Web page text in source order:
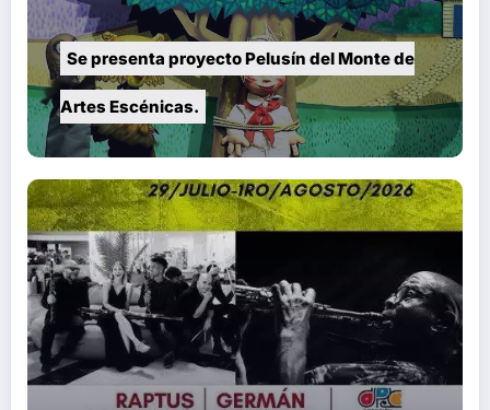
Se presenta proyecto Pelusín del Monte de
Artes Escénicas.